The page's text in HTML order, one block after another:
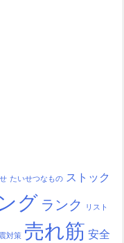
たいせつなもの ストック
グ ランク リスト
対策 売れ筋 安全